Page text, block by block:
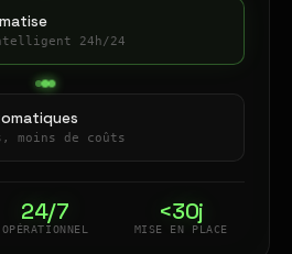
24h/24
moins de coûts
24/7
OPÉRATIONNEL
<30j
MISE EN PLACE